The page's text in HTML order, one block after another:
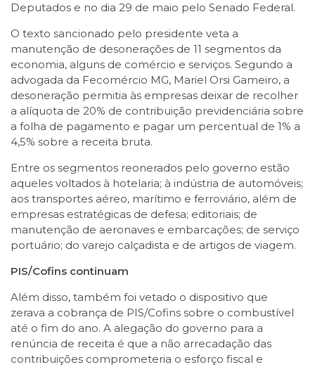
Deputados e no dia 29 de maio pelo Senado Federal.
O texto sancionado pelo presidente veta a
manutenção de desonerações de 11 segmentos da
economia, alguns de comércio e serviços. Segundo a
advogada da Fecomércio MG, Mariel Orsi Gameiro, a
desoneração permitia às empresas deixar de recolher
a alíquota de 20% de contribuição previdenciária sobre
a folha de pagamento e pagar um percentual de 1% a
4,5% sobre a receita bruta.
Entre os segmentos reonerados pelo governo estão
aqueles voltados à hotelaria; à indústria de automóveis;
aos transportes aéreo, marítimo e ferroviário, além de
empresas estratégicas de defesa; editoriais; de
manutenção de aeronaves e embarcações; de serviço
portuário; do varejo calçadista e de artigos de viagem.
PIS/Cofins continuam
Além disso, também foi vetado o dispositivo que
zerava a cobrança de PIS/Cofins sobre o combustível
até o fim do ano. A alegação do governo para a
renúncia de receita é que a não arrecadação das
contribuições comprometeria o esforço fiscal e